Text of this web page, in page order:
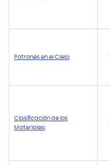
Patrones en el Cielo;
Clasificación de los
Materiales;